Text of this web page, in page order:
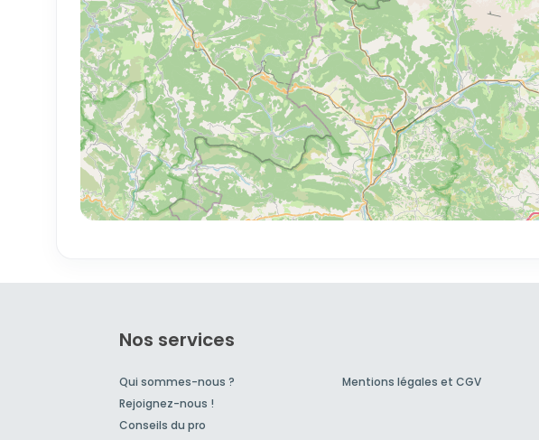
Nos services
Qui sommes-nous ?
Rejoignez-nous !
Conseils du pro
Mentions légales et CGV